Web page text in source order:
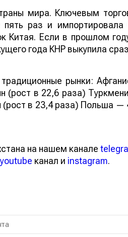
мира. Ключевым
пять раз и
Китая. Если в прошлом
года КНР выкупила
рынки:
(рост в 22,6 раза)
в 23,4 раза) Польша —
на нашем канале
youtube канал и instagram.